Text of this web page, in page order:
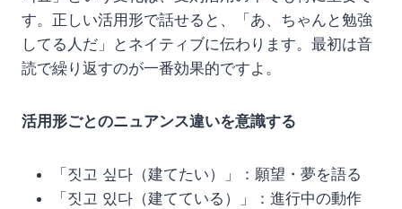
す。正しい活用形で話せると、「あ、ちゃんと勉強
してる人だ」とネイティブに伝わります。最初は音
読で繰り返すのが一番効果的ですよ。
活用形ごとのニュアンス違いを意識する
「짓고 싶다（建てたい）」：願望・夢を語る
「짓고 있다（建てている）」：進行中の動作